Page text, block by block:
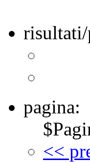
risultati/
pagina:
<<